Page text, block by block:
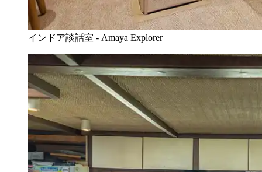
インドア談話室 - Amaya Explorer